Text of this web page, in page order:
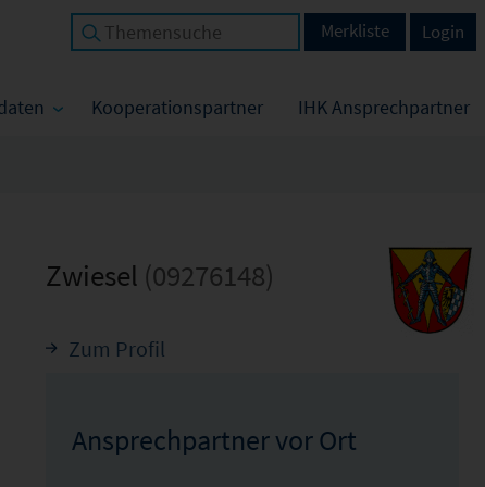
Kooperationspartner IHK Ansprechpartner
Login
Merkliste
Zwiesel (09276148)
Zum Profil
Ansprechpartner vor Ort